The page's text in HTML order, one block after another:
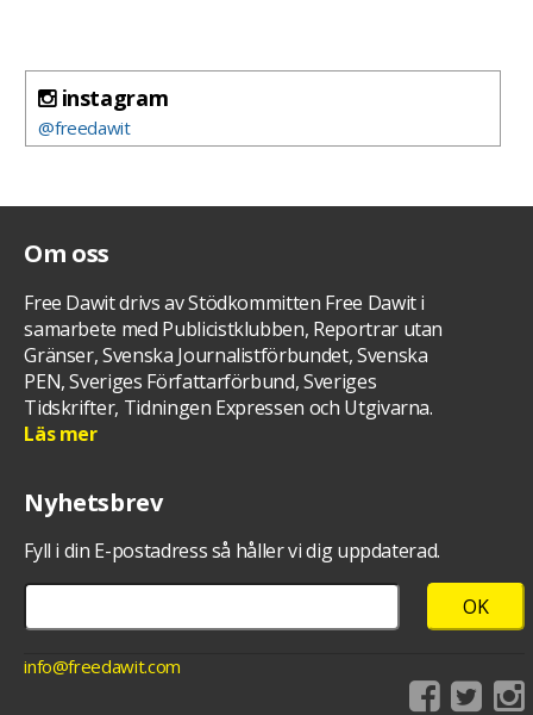
instagram
@freedawit
Om oss
Free Dawit drivs av Stödkommitten Free Dawit i
samarbete med Publicistklubben, Reportrar utan
Gränser, Svenska Journalistförbundet, Svenska
PEN, Sveriges Författarförbund, Sveriges
Tidskrifter, Tidningen Expressen och Utgivarna.
Läs mer
Nyhetsbrev
Fyll i din E-postadress så håller vi dig uppdaterad.
info@freedawit.com